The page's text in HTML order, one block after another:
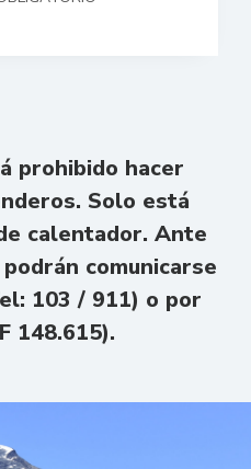
prohibido hacer
Solo está
calentador. Ante
comunicarse
103 / 911) o por
148.615).